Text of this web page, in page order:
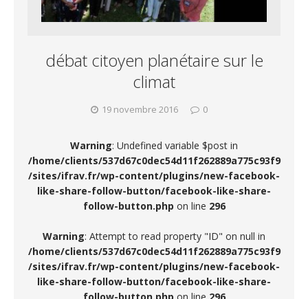
débat citoyen planétaire sur le
climat
19 novembre 2016 0
Warning: Undefined variable $post in
/home/clients/537d67c0dec54d11f262889a775c93f9
/sites/ifrav.fr/wp-content/plugins/new-facebook-
like-share-follow-button/facebook-like-share-
follow-button.php on line 296
Warning: Attempt to read property "ID" on null in
/home/clients/537d67c0dec54d11f262889a775c93f9
/sites/ifrav.fr/wp-content/plugins/new-facebook-
like-share-follow-button/facebook-like-share-